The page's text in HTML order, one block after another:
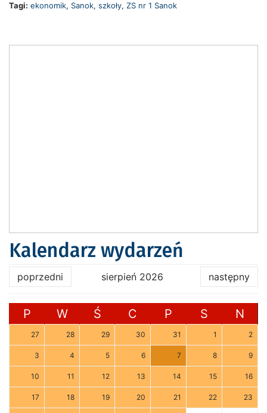
Tagi: ekonomik, Sanok, szkoły, ZS nr 1 Sanok
Kalendarz wydarzeń
poprzedni sierpień 2026 następny
P W Ś C P S N
27 28 29 30 31 1 2
3 4 5 6 7 8 9
10 11 12 13 14 15 16
17 18 19 20 21 22 23